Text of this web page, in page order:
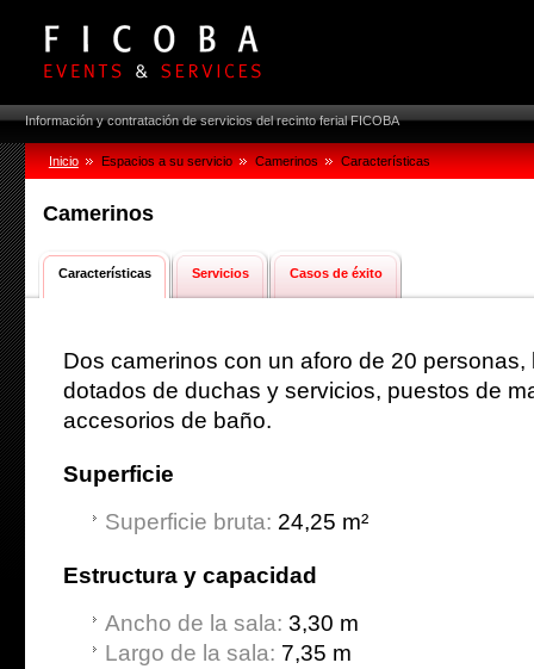
Información y contratación de servicios del recinto ferial FICOBA
Inicio Espacios a su servicio Camerinos Características
Camerinos
Características Servicios Casos de éxito
Dos camerinos con un aforo de 20
dotados de duchas y servicios, puestos de
accesorios de baño.
Superficie
Superficie bruta: 24,25 m²
Estructura y capacidad
Ancho de la sala: 3,30 m
Largo de la sala: 7,35 m